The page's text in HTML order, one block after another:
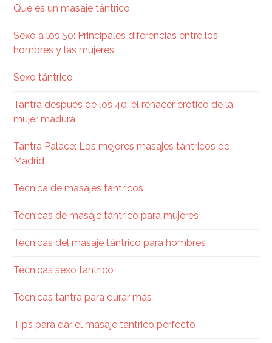
Qué es un masaje tántrico
Sexo a los 50: Principales diferencias entre los
hombres y las mujeres
Sexo tántrico
Tantra después de los 40: el renacer erótico de la
mujer madura
Tantra Palace: Los mejores masajes tántricos de
Madrid
Técnica de masajes tántricos
Técnicas de masaje tántrico para mujeres
Técnicas del masaje tántrico para hombres
Técnicas sexo tántrico
Técnicas tantra para durar más
Tips para dar el masaje tántrico perfecto